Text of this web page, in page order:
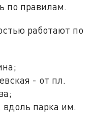
по правилам.
работают по
- от пл.
парка им.